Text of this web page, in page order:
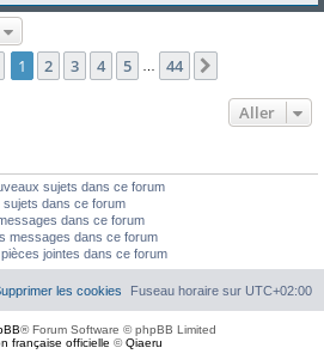
1sur44
1 2 3 4 5 44
Aller
sujets dans ce forum
sujets dans ce forum
dans ce forum
messages dans ce forum
jointes dans ce forum
Fuseau horaire sur UTC+02:00
les cookies
® Forum Software © phpBB Limited
française officielle ©Qiaeru